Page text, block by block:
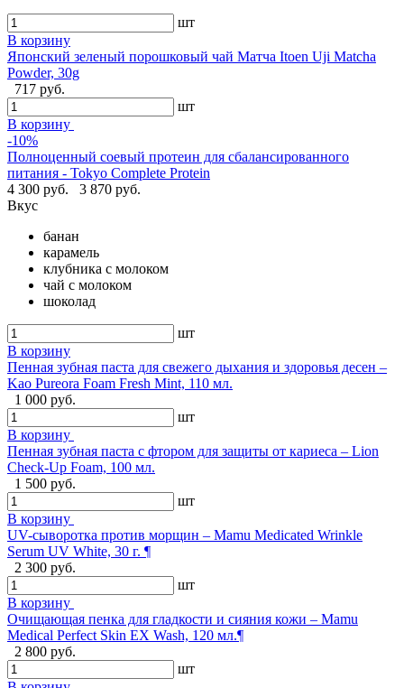
шт
В корзину
Японский зеленый порошковый чай Матча Itoen Uji Matcha
Powder, 30g
717 руб.
шт
В корзину
-10%
Полноценный соевый протеин для сбалансированного
питания - Tokyo Complete Protein
4 300 руб.
3 870 руб.
Вкус
банан
карамель
клубника с молоком
чай с молоком
шоколад
шт
В корзину
Пенная зубная паста для свежего дыхания и здоровья десен –
Kao Pureora Foam Fresh Mint, 110 мл.
1 000 руб.
шт
В корзину
Пенная зубная паста с фтором для защиты от кариеса – Lion
Check-Up Foam, 100 мл.
1 500 руб.
шт
В корзину
UV-сыворотка против морщин – Mamu Medicated Wrinkle
Serum UV White, 30 г. ¶
2 300 руб.
шт
В корзину
Очищающая пенка для гладкости и сияния кожи – Mamu
Medical Perfect Skin EX Wash, 120 мл.¶
2 800 руб.
шт